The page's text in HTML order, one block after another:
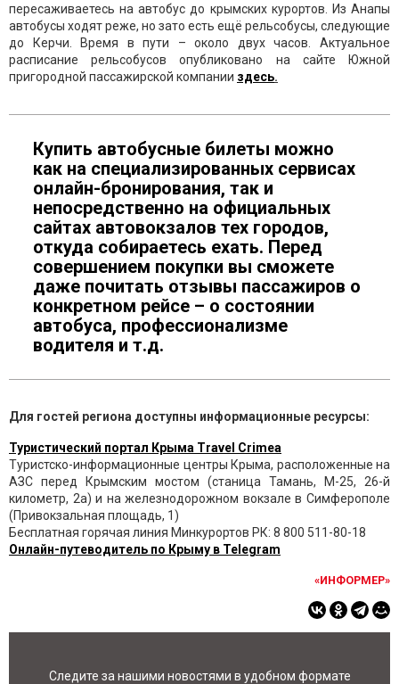
пересаживаетесь на автобус до крымских курортов. Из Анапы
автобусы ходят реже, но зато есть ещё рельсобусы, следующие
до Керчи. Время в пути – около двух часов. Актуальное
расписание рельсобусов опубликовано на сайте Южной
пригородной пассажирской компании здесь.
Купить автобусные билеты можно
как на специализированных сервисах
онлайн-бронирования, так и
непосредственно на официальных
сайтах автовокзалов тех городов,
откуда собираетесь ехать. Перед
совершением покупки вы сможете
даже почитать отзывы пассажиров о
конкретном рейсе – о состоянии
автобуса, профессионализме
водителя и т.д.
Для гостей региона доступны информационные ресурсы:
Туристический портал Крыма Travel Crimea
Туристско-информационные центры Крыма, расположенные на
АЗС перед Крымским мостом (станица Тамань, М-25, 26-й
километр, 2а) и на железнодорожном вокзале в Симферополе
(Привокзальная площадь, 1)
Бесплатная горячая линия Минкурортов РК: 8 800 511-80-18
Онлайн-путеводитель по Крыму в Telegram
«ИНФОРМЕР»
Следите за нашими новостями в удобном формате